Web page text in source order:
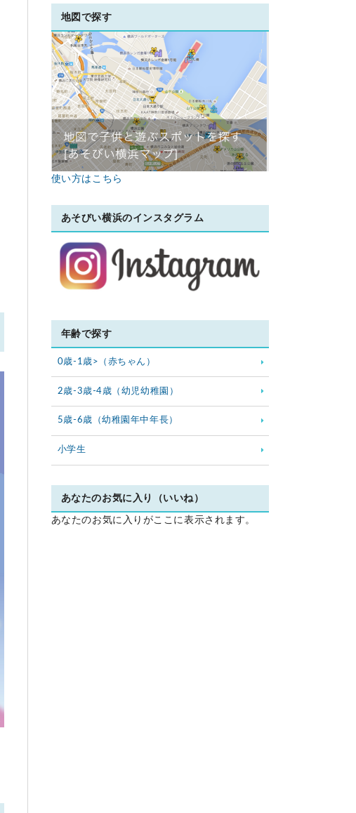
地図で探す
使い方はこちら
あそびい横浜のインスタグラム
年齢で探す
0歳-1歳>（赤ちゃん）
2歳-3歳-4歳（幼児幼稚園）
5歳-6歳（幼稚園年中年長）
小学生
あなたのお気に入り（いいね）
あなたのお気に入りがここに表示されます。